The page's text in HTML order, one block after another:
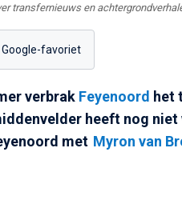
transfernieuws en
Google-favoriet
verbrak Feyenoord het
heeft nog niet
met Myron van